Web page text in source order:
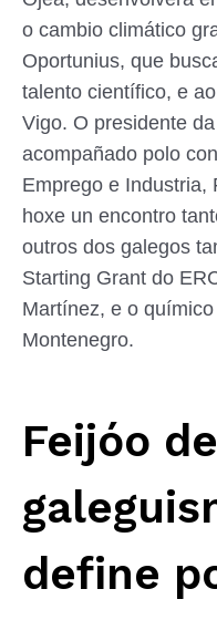
o cambio climático
Oportunius, que
talento científico, e
Vigo. O presidente
acompañado polo
Emprego e Industria,
hoxe un encontro
outros dos galegos
Starting Grant do
Martínez, e o
Montenegro.
Feijóo
define